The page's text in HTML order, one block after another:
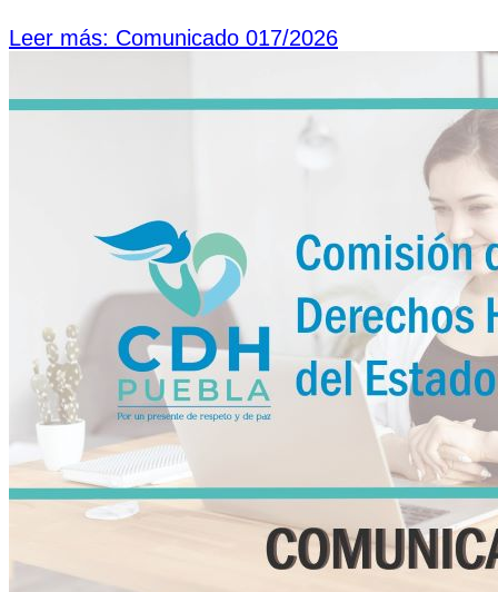
Leer más: Comunicado 017/2026